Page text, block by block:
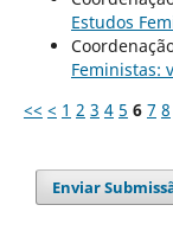
Estudos
Feministas:
<< < 1 2 3 4 5 6 7 8
Enviar